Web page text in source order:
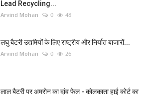
Lead Recycling...
Arvind Mohan 0 48
लघु बैटरी उद्यमियों के लिए राष्ट्रीय और निर्यात बाजारों...
Arvind Mohan 0 26
लाल बैटरी पर अमरोन का दांव फेल - कोलकाता हाई कोर्ट का